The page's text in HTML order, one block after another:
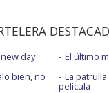
day
bien, no
El último
La
película